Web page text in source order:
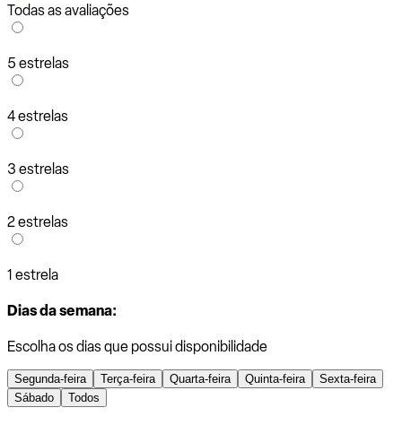
Todas as avaliações
5 estrelas
4 estrelas
3 estrelas
2 estrelas
1 estrela
Dias da semana:
Escolha os dias que possui disponibilidade
Segunda-feira Terça-feira Quarta-feira Quinta-feira
Sexta-feira
Sábado
Todos